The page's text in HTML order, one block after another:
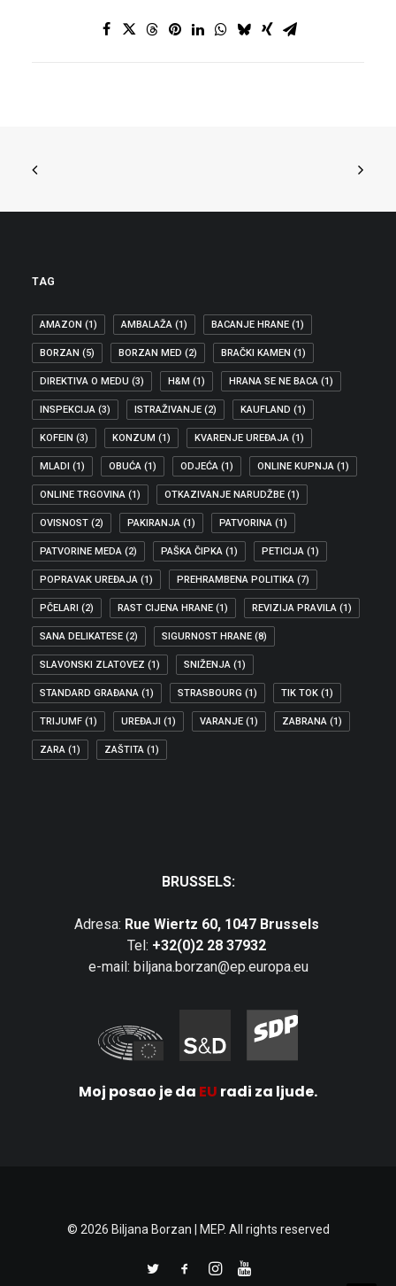
TAG
AMAZON (1) AMBALAŽA (1) BACANJE HRANE (1)
BORZAN (5) BORZAN MED (2) BRAČKI KAMEN (1)
DIREKTIVA O MEDU (3) H&M (1) HRANA SE NE BACA (1)
INSPEKCIJA (3) ISTRAŽIVANJE (2) KAUFLAND (1)
KOFEIN (3) KONZUM (1) KVARENJE UREĐAJA (1)
MLADI (1) OBUĆA (1) ODJEĆA (1) ONLINE KUPNJA (1)
ONLINE TRGOVINA (1) OTKAZIVANJE NARUDŽBE (1)
OVISNOST (2) PAKIRANJA (1) PATVORINA (1)
PATVORINE MEDA (2) PAŠKA ČIPKA (1) PETICIJA (1)
POPRAVAK UREĐAJA (1) PREHRAMBENA POLITIKA (7)
PČELARI (2) RAST CIJENA HRANE (1) REVIZIJA PRAVILA (1)
SANA DELIKATESE (2) SIGURNOST HRANE (8)
SLAVONSKI ZLATOVEZ (1) SNIŽENJA (1)
STANDARD GRAĐANA (1) STRASBOURG (1) TIK TOK (1)
TRIJUMF (1) UREĐAJI (1) VARANJE (1) ZABRANA (1)
ZARA (1) ZAŠTITA (1)
BRUSSELS:
Adresa: Rue Wiertz 60, 1047 Brussels
Tel: +32(0)2 28 37932
e-mail: biljana.borzan@ep.europa.eu
Moj posao je da EU radi za ljude.
© 2026 Biljana Borzan | MEP. All rights reserved